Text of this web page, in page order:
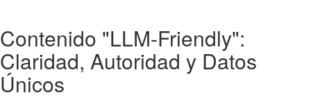
Contenido "LLM-Friendly":
Claridad, Autoridad y Datos
Únicos